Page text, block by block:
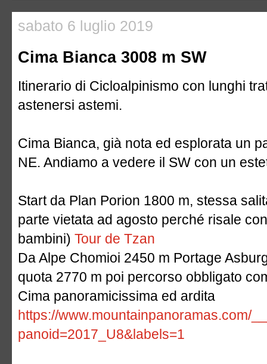
sabato 6 luglio 2019
Cima Bianca 3008 m SW
Itinerario di Cicloalpinismo con lunghi
astenersi astemi.
Cima Bianca, già nota ed esplorata un
NE. Andiamo a vedere il SW con un
Start da Plan Porion 1800 m, stessa
parte vietata ad agosto perché risale
bambini) Tour de Tzan
Da Alpe Chomioi 2450 m Portage
quota 2770 m poi percorso obbligato
Cima panoramicissima ed ardita
https://www.mountainpanoramas.com/
panoid=2017_U8&labels=1